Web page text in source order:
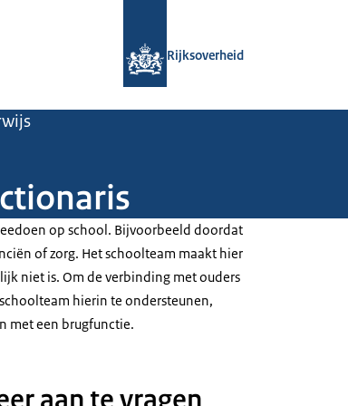
Rijksoverheid
op school. Bijvoorbeeld doordat
of zorg. Het schoolteam maakt hier
niet is. Om de verbinding met ouders
hierin te ondersteunen,
met een brugfunctie.